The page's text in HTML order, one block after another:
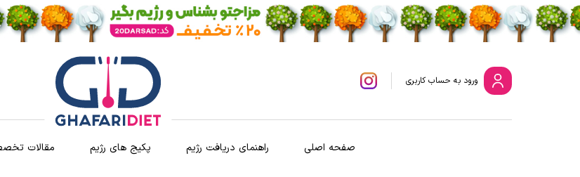
ورود به حساب کاربری
صفحه اصلی راهنمای دریافت رژیم پکیج های رژیم مقالات